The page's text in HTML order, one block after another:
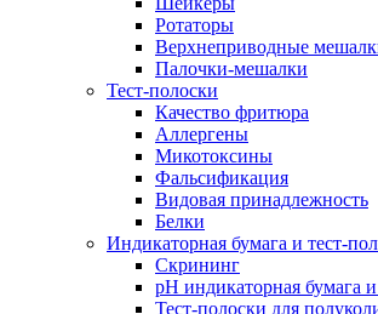
Ротаторы
Верхнеприводные
Палочки-мешалки
Тест-полоски
Качество фритюра
Аллергены
Микотоксины
Фальсификация
Видовая принадлежность
Белки
Индикаторная бумага и тест-
Скрининг
pH индикаторная бумага
Тест-полоски для